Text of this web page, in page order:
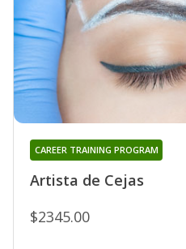
Artista de Cejas
CAREER TRAINING PROGRAM
$2345.00